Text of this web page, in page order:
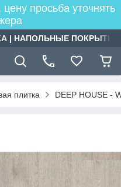
просьба уточнять
| НАПОЛЬНЫЕ
плитка DEEP HOUSE -